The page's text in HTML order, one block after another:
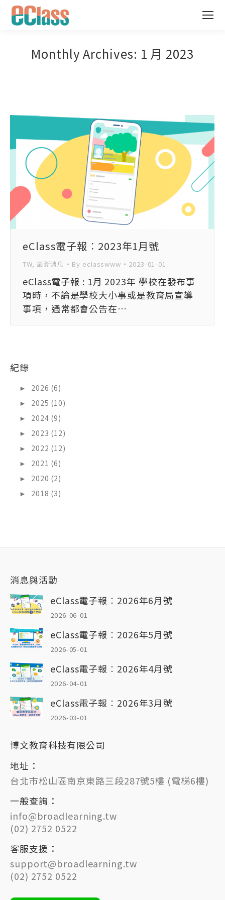
Monthly Archives: 1 月 2023
eClass電子報︰2023年1月號
TW, 最新消息 By eclasswww 2023-01-01
eClass電子報 : 1月 2023年 學校在發布事
項時，不論是學校大小事或是教育局宣導
事項，通常都會公告在…
紀錄
►
2026 (6)
►
2025 (10)
►
2024 (9)
►
2023 (12)
►
2022 (12)
►
2021 (6)
►
2020 (2)
►
2018 (3)
消息與活動
eClass電子報︰2026年6月號
2026-06-01
eClass電子報︰2026年5月號
2026-05-01
eClass電子報︰2026年4月號
2026-04-01
eClass電子報︰2026年3月號
2026-03-01
博文教育科技有限公司
地址：
台北市松山區南京東路三段287號5樓 (電梯6樓)
一般查詢：
info@broadlearning.tw
(02) 2752 0522
客服支援：
support@broadlearning.tw
(02) 2752 0522